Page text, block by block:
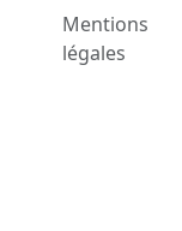
Mentions
légales